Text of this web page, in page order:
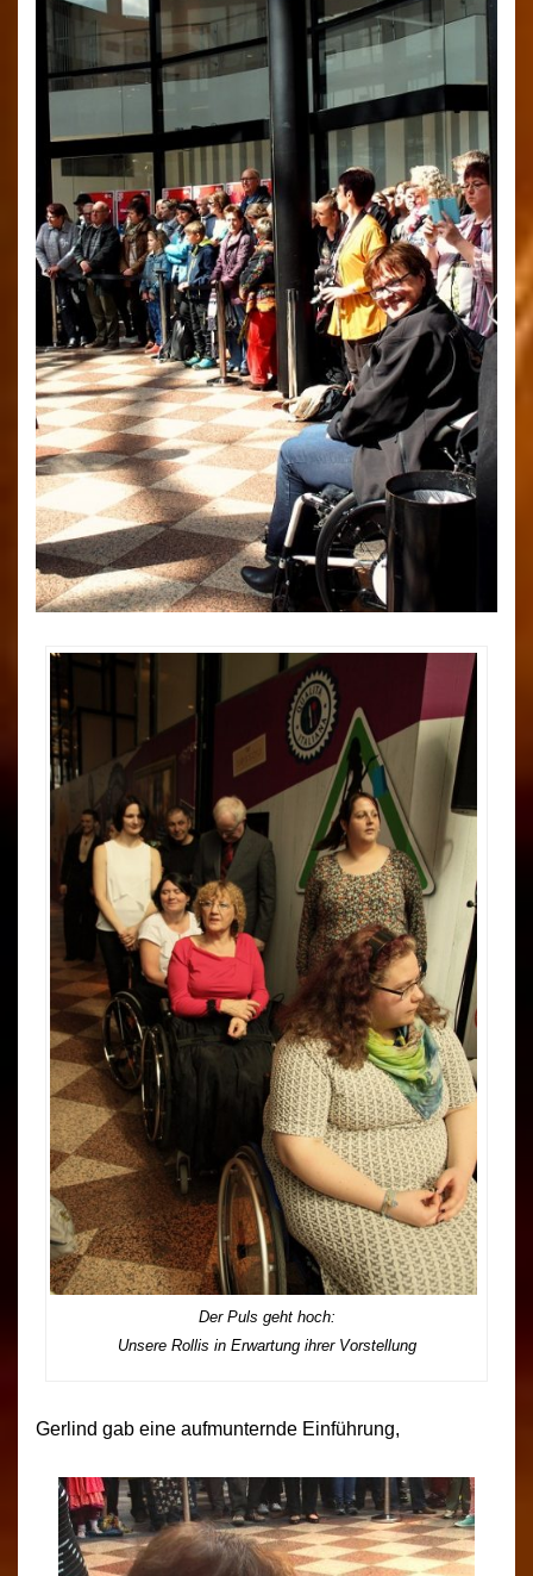
Der Puls geht hoch:
Unsere Rollis in Erwartung ihrer Vorstellung
Gerlind gab eine aufmunternde Einführung,